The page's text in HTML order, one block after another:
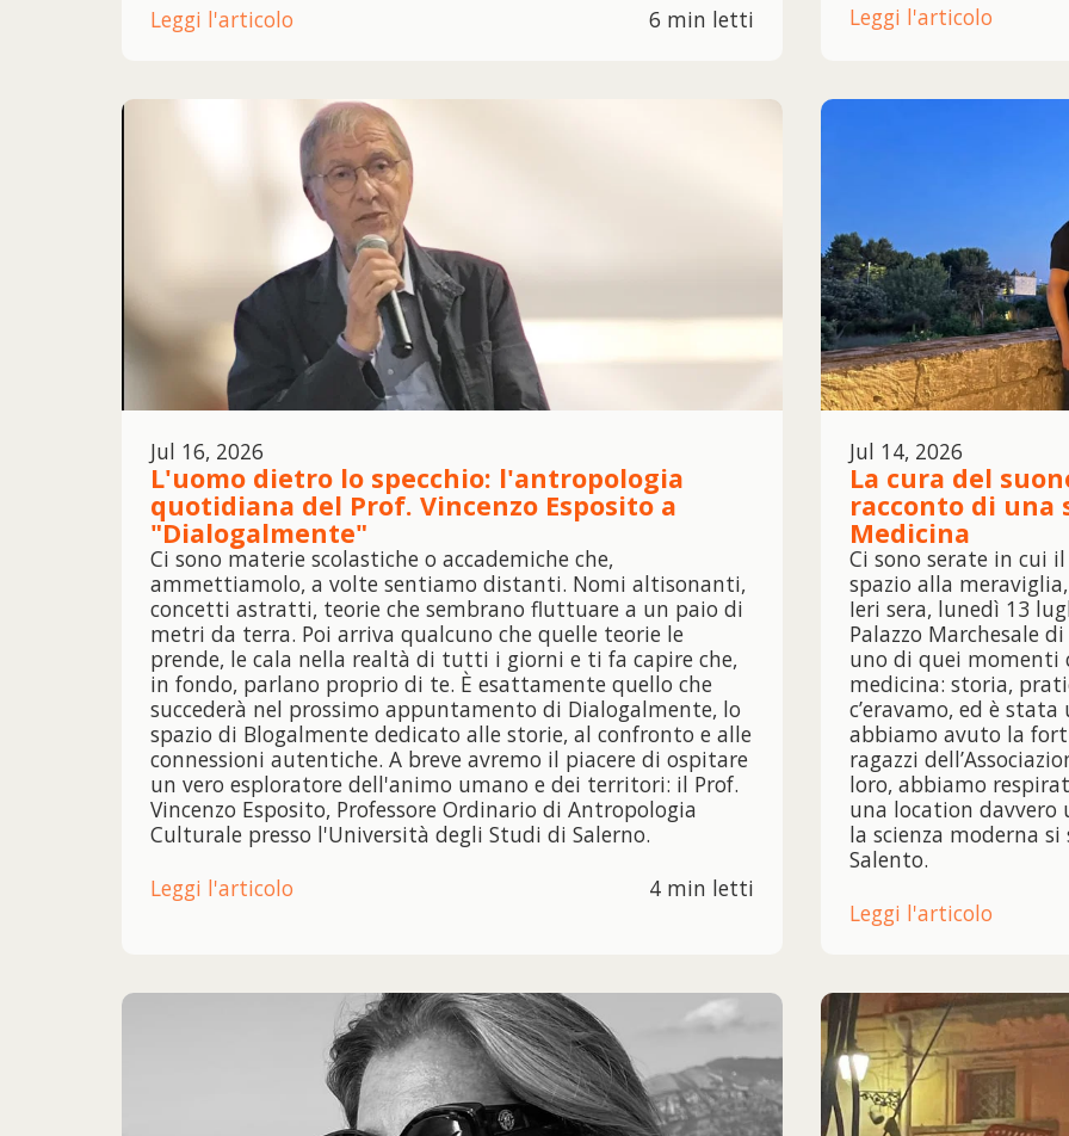
Leggi l'articolo
6 min letti
Leggi l'articolo
Jul 16, 2026
L'uomo dietro lo specchio: l'antropologia
quotidiana del Prof. Vincenzo Esposito a
"Dialogalmente"
Ci sono materie scolastiche o accademiche che,
ammettiamolo, a volte sentiamo distanti. Nomi altisonanti,
concetti astratti, teorie che sembrano fluttuare a un paio di
metri da terra. Poi arriva qualcuno che quelle teorie le
prende, le cala nella realtà di tutti i giorni e ti fa capire che,
in fondo, parlano proprio di te. È esattamente quello che
succederà nel prossimo appuntamento di Dialogalmente, lo
spazio di Blogalmente dedicato alle storie, al confronto e alle
connessioni autentiche. A breve avremo il piacere di ospitare
un vero esploratore dell'animo umano e dei territori: il Prof.
Vincenzo Esposito, Professore Ordinario di Antropologia
Culturale presso l'Università degli Studi di Salerno.
Leggi l'articolo
4 min letti
Jul 14, 2026
La cura del
racconto di una
Medicina
Ci sono serate in cui
spazio alla
Ieri sera, lunedì 13
Palazzo Marchesale
uno di quei momenti
medicina: storia,
c’eravamo, ed è
abbiamo avuto la
ragazzi
loro, abbiamo
una location davvero
la scienza moderna
Salento.
Leggi l'articolo